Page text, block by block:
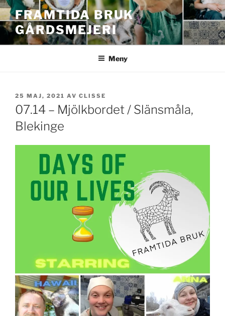
Hoppa
till
innehåll
FRAMTIDA BRUK
GÅRDSMEJERI
Meny
PUBLICERAT
25 MAJ, 2021 AV CLISSE
07.14 – Mjölkbordet / Slänsmåla,
Blekinge